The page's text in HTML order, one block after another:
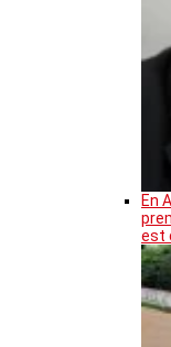
En
est